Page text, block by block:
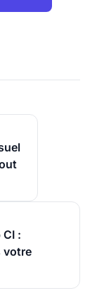
:
votre